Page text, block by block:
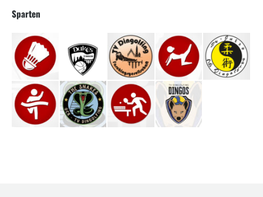
Sparten